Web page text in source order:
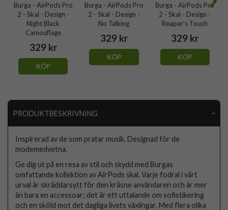
Burga - AirPods Pro
2 - Skal - Design -
Night Black
Camouflage
329 kr
KÖP
Burga - AirPods Pro
2 - Skal - Design -
No Talking
329 kr
KÖP
Burga - AirPods Pro
2 - Skal - Design -
Reaper's Touch
329 kr
KÖP
PRODUKTBESKRIVNING
Inspirerad av de som pratar musik. Designad för de
modemedvetna.
Ge dig ut på en resa av stil och skydd med Burgas
omfattande kollektion av AirPods skal. Varje fodral i vårt
urval är skräddarsytt för den kräsne användaren och är mer
än bara en accessoar; det är ett uttalande om sofistikering
och en sköld mot det dagliga livets växlingar. Med flera olika